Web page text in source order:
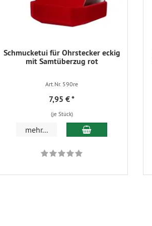
Schmucketui für Ohrstecker eckig
mit Samtüberzug rot
Art.Nr. 590re
7,95 €*
(je Stück)
mehr... In den Warenkorb